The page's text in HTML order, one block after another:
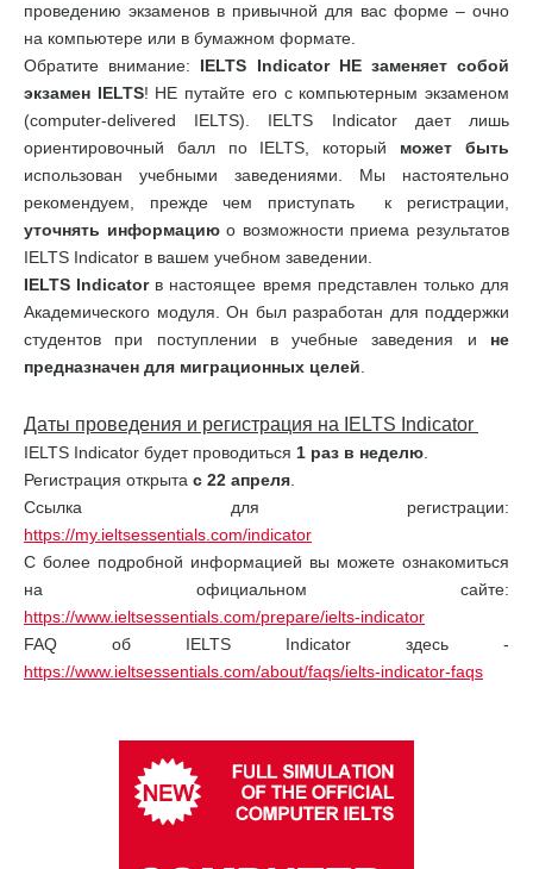
проведению экзаменов в привычной для вас форме – очно
на компьютере или в бумажном формате.
Обратите внимание: IELTS Indicator НЕ заменяет собой
экзамен IELTS! НЕ путайте его с компьютерным экзаменом
(computer-delivered IELTS). IELTS Indicator дает лишь
ориентировочный балл по IELTS, который может быть
использован учебными заведениями. Мы настоятельно
рекомендуем, прежде чем приступать к регистрации,
уточнять информациюо возможности приема результатов
IELTS Indicator в вашем учебном заведении.
IELTS Indicatorв настоящее время представлен только для
Академического модуля. Он был разработан для поддержки
студентов при поступлении в учебные заведения и не
предназначен для миграционных целей
Даты проведения и регистрация на IELTS Indicator
IELTS Indicator будет проводиться 1 раз в неделю
Регистрация открыта с 22 апреля
Ссылка для регистрации:
https://my.ieltsessentials.com/indicator
С более подробной информацией вы можете ознакомиться
на официальном сайте:
https://www.ieltsessentials.com/prepare/ielts-indicator
FAQ об IELTS Indicator здесь -
https://www.ieltsessentials.com/about/faqs/ielts-indicator-faqs